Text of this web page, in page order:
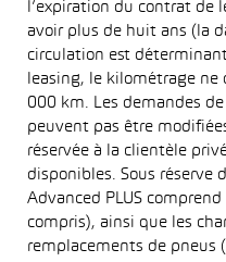
l’expiration du contrat de
avoir plus de huit ans (la
circulation est
leasing, le kilométrage
000 km. Les demandes
peuvent pas être
réservée à la clientèle
disponibles. Sous réserve
Advanced PLUS
compris), ainsi que les
remplacements de pneus